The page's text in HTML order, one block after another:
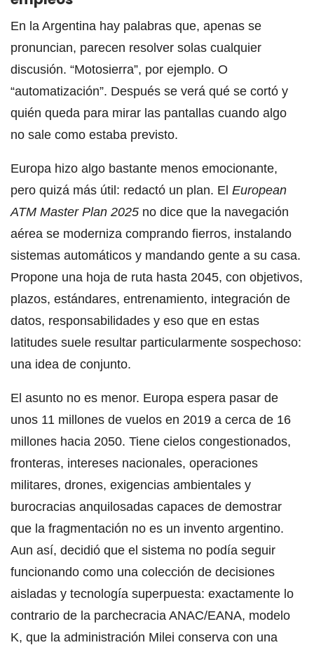
En la Argentina hay palabras que, apenas se
pronuncian, parecen resolver solas cualquier
discusión. “Motosierra”, por ejemplo. O
“automatización”. Después se verá qué se cortó y
quién queda para mirar las pantallas cuando algo
no sale como estaba previsto.
Europa hizo algo bastante menos emocionante,
pero quizá más útil: redactó un plan. El European
ATM Master Plan 2025 no dice que la navegación
aérea se moderniza comprando fierros, instalando
sistemas automáticos y mandando gente a su casa.
Propone una hoja de ruta hasta 2045, con objetivos,
plazos, estándares, entrenamiento, integración de
datos, responsabilidades y eso que en estas
latitudes suele resultar particularmente sospechoso:
una idea de conjunto.
El asunto no es menor. Europa espera pasar de
unos 11 millones de vuelos en 2019 a cerca de 16
millones hacia 2050. Tiene cielos congestionados,
fronteras, intereses nacionales, operaciones
militares, drones, exigencias ambientales y
burocracias anquilosadas capaces de demostrar
que la fragmentación no es un invento argentino.
Aun así, decidió que el sistema no podía seguir
funcionando como una colección de decisiones
aisladas y tecnología superpuesta: exactamente lo
contrario de la parchecracia ANAC/EANA, modelo
K, que la administración Milei conserva con una